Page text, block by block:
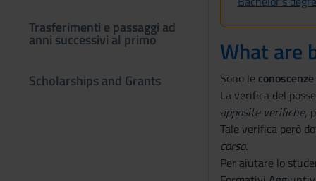
Trasferimenti e passaggi ad
anni successivi al primo
Scholarships and Grants
What are
Sono le
La verifica del
apposite verifiche,
Tale verifica però
corso.
Per aiutare lo